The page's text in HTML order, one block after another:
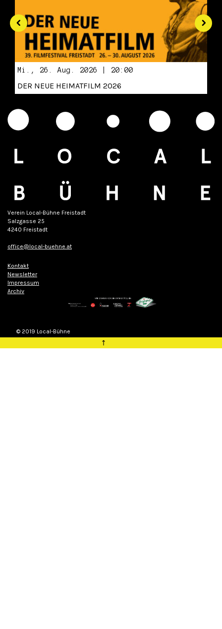
Mi., 26. Aug. 2026 | 20:00
DER NEUE HEIMATFILM 2026
Verein Local-Bühne Freistadt
Salzgasse 25
4240 Freistadt
office@local-buehne.at
Kontakt
Newsletter
Impressum
Archiv
© 2019 Local-Bühne